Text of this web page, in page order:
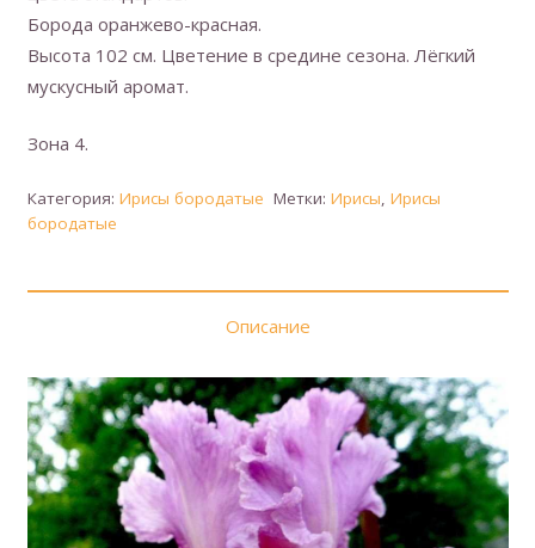
Борода оранжево-красная.
Высота 102 см. Цветение в средине сезона. Лёгкий
мускусный аромат.
Зона 4.
Категория: Ирисы бородатые Метки: Ирисы, Ирисы
бородатые
Описание